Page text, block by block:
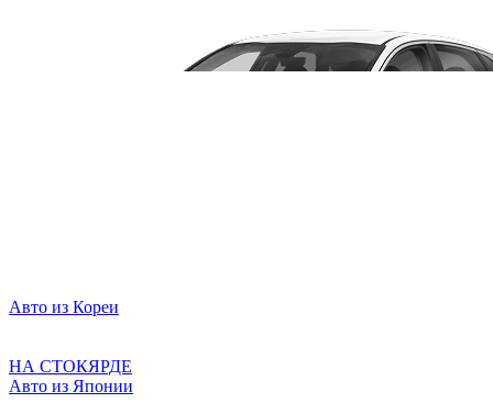
Авто из Кореи
НА СТОКЯРДЕ
Авто из Японии